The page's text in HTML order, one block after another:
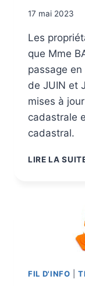
17 mai 2023
Les
que Mme
passage
de JUIN et
mises à
cadastrale
cadastral.
LIRE LA
FIL D'INFO |